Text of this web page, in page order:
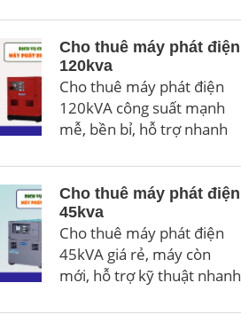
Cho thuê máy phát điện
120kva
Cho thuê máy phát điện
120kVA công suất mạnh
mễ, bền bỉ, hỗ trợ nhanh
Cho thuê máy phát điện
45kva
Cho thuê máy phát điện
45kVA giá rẻ, máy còn
mới, hỗ trợ kỹ thuật nhanh